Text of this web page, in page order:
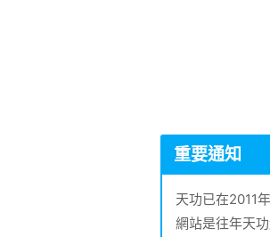
重要通知
天功已在2011
網站是往年天